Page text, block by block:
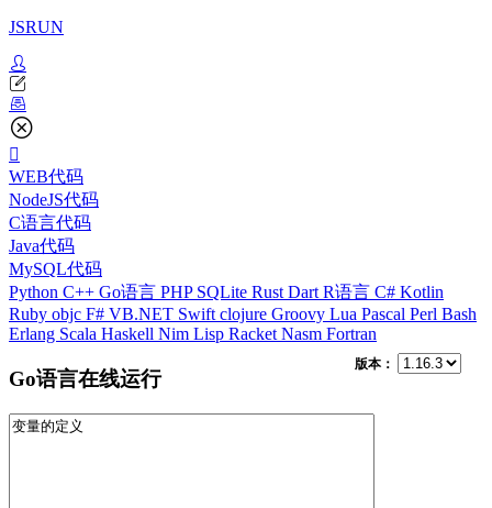
JSRUN
WEB代码
NodeJS代码
C语言代码
Java代码
MySQL代码
Python C++ Go语言 PHP SQLite Rust Dart R语言 C# Kotlin
Ruby objc F# VB.NET Swift clojure Groovy Lua Pascal Perl Bash
Erlang Scala Haskell Nim Lisp Racket Nasm Fortran
Go语言在线运行
版本：